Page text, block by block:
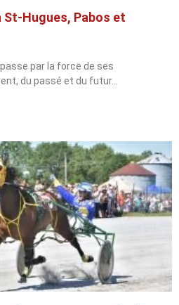
St-Hugues, Pabos et
passe par la force de ses
du passé et du futur…